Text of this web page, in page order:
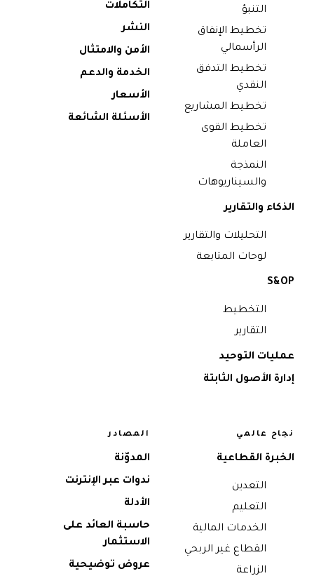
التنبؤ
تخطيط الإنفاق
الرأسمالي
تخطيط التدفق
النقدي
تخطيط المشاريع
تخطيط القوى
العاملة
النمذجة
والسيناريوهات
الذكاء والتقارير
التحليلات والتقارير
لوحات المتابعة
S&OP
التخطيط
التقارير
عمليات التوحيد
إدارة الأصول الثابتة
التكاملات
النشر
الأمن والامتثال
الخدمة والدعم
الأسعار
الأسئلة الشائعة
نجاح عالمي
الخبرة القطاعية
التعدين
التعليم
الخدمات المالية
القطاع غير الربحي
الزراعة
المصادر
المدوّنة
ندوات عبر الإنترنت
الأدلة
حاسبة العائد على
الاستثمار
عروض توضيحية